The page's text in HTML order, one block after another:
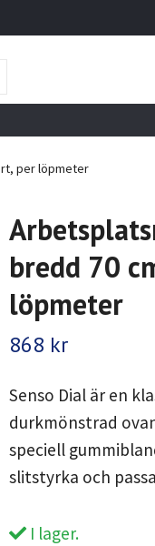
per löpmeter
bredd 70
löpmeter
868 kr
Senso Dial är en
durkmönstrad
speciell
slitstyrka och
I lager.